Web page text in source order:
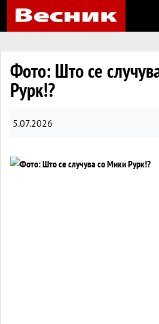
Фото: Што се
Рурк!?
5.07.2026